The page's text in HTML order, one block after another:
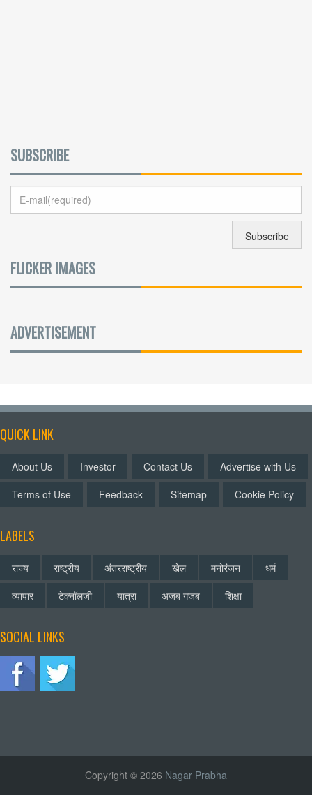
SUBSCRIBE
FLICKER IMAGES
ADVERTISEMENT
QUICK LINK
About Us Investor Contact Us
Advertise with Us
Terms of Use
Feedback Sitemap Cookie Policy
LABELS
राज्य राष्ट्रीय अंतरराष्ट्रीय खेल मनोरंजन
धर्म
व्यापार
टेक्नॉलजी यात्रा अजब गजब शिक्षा
SOCIAL LINKS
Copyright © 2026 Nagar Prabha